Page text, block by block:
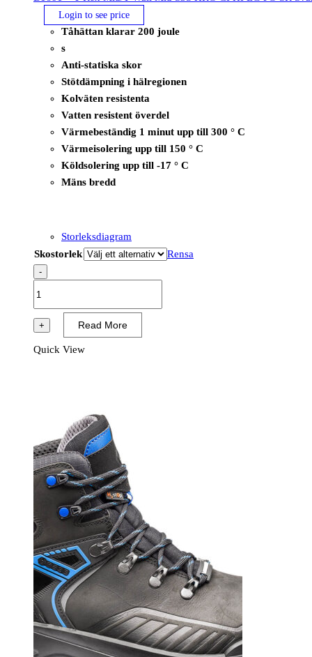
Login to see price
Tåhättan klarar 200 joule
s
Anti-statiska skor
Stötdämpning i hälregionen
Kolväten resistenta
Vatten resistent överdel
Värmebeständig 1 minut upp till 300 ° C
Värmeisolering upp till 150 ° C
Köldsolering upp till -17 ° C
Mäns bredd
Storleksdiagram
Skostorlek
Rensa
-
T-
Mid/T-
HI
LG
FO
Svart/Orange
mängd
+ Read More
Quick View